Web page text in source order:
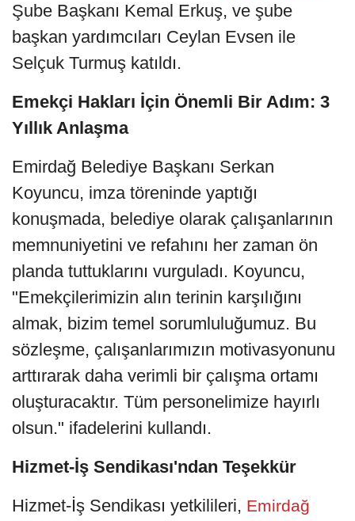
Şube Başkanı Kemal Erkuş, ve şube
başkan yardımcıları Ceylan Evsen ile
Selçuk Turmuş katıldı.
Emekçi Hakları İçin Önemli Bir Adım: 3
Yıllık Anlaşma
Emirdağ Belediye Başkanı Serkan
Koyuncu, imza töreninde yaptığı
konuşmada, belediye olarak çalışanlarının
memnuniyetini ve refahını her zaman ön
planda tuttuklarını vurguladı. Koyuncu,
"Emekçilerimizin alın terinin karşılığını
almak, bizim temel sorumluluğumuz. Bu
sözleşme, çalışanlarımızın motivasyonunu
arttırarak daha verimli bir çalışma ortamı
oluşturacaktır. Tüm personelimize hayırlı
olsun." ifadelerini kullandı.
Hizmet-İş Sendikası'ndan Teşekkür
Hizmet-İş Sendikası yetkilileri, Emirdağ